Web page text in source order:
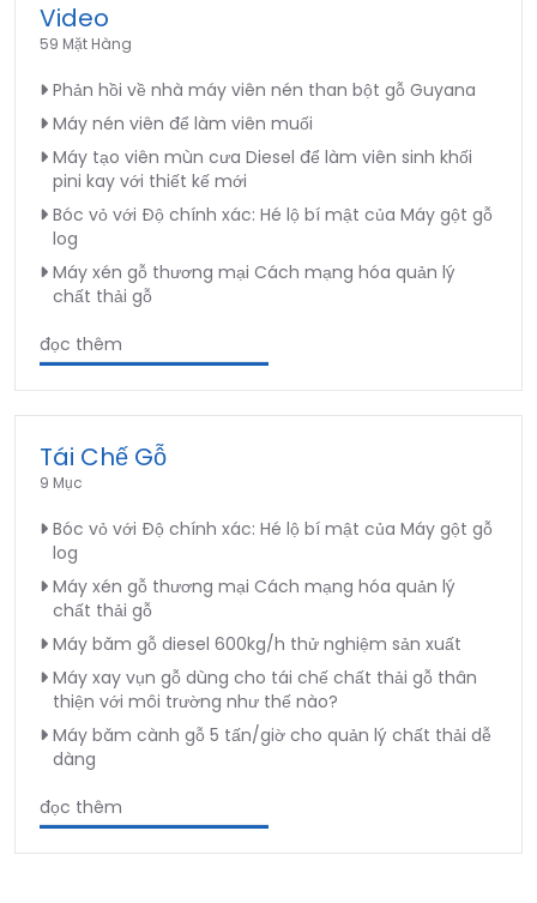
Video
59 Mặt Hàng
Phản hồi về nhà máy viên nén than bột gỗ Guyana
Máy nén viên để làm viên muối
Máy tạo viên mùn cưa Diesel để làm viên sinh khối
pini kay với thiết kế mới
Bóc vỏ với Độ chính xác: Hé lộ bí mật của Máy gột gỗ
log
Máy xén gỗ thương mại Cách mạng hóa quản lý
chất thải gỗ
đọc thêm
Tái Chế Gỗ
9 Mục
Bóc vỏ với Độ chính xác: Hé lộ bí mật của Máy gột gỗ
log
Máy xén gỗ thương mại Cách mạng hóa quản lý
chất thải gỗ
Máy băm gỗ diesel 600kg/h thử nghiệm sản xuất
Máy xay vụn gỗ dùng cho tái chế chất thải gỗ thân
thiện với môi trường như thế nào?
Máy băm cành gỗ 5 tấn/giờ cho quản lý chất thải dễ
dàng
đọc thêm